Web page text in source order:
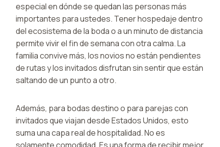
especial en dónde se quedan las personas más
importantes para ustedes. Tener hospedaje dentro
del ecosistema de la boda o a un minuto de distancia
permite vivir el fin de semana con otra calma. La
familia convive más, los novios no están pendientes
de rutas y los invitados disfrutan sin sentir que están
saltando de un punto a otro.
Además, para bodas destino o para parejas con
invitados que viajan desde Estados Unidos, esto
suma una capa real de hospitalidad. No es